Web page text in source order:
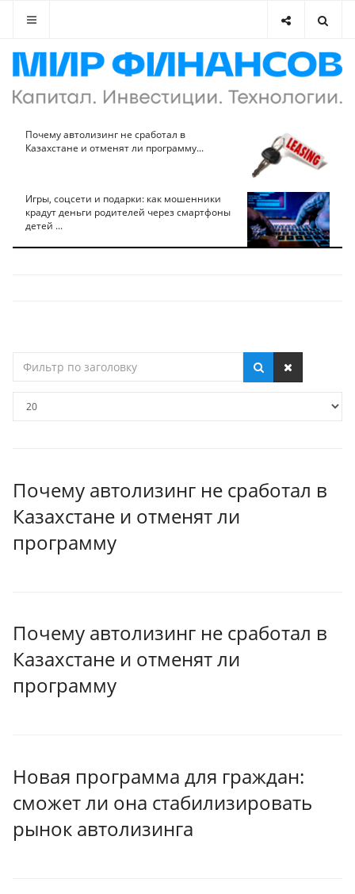
Почему автолизинг не сработал в
Казахстане и отменят ли программу...
Игры, соцсети и подарки: как мошенники
крадут деньги родителей через смартфоны
детей ...
по
Почему автолизинг не сработал в
Казахстане и отменят ли
программу
Почему автолизинг не сработал в
Казахстане и отменят ли
программу
Новая программа для граждан:
сможет ли она стабилизировать
рынок автолизинга